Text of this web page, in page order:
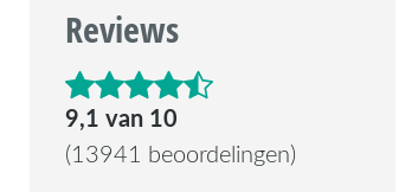
Reviews
4.6 van de 5 sterren
9,1 van 10
(13941 beoordelingen)